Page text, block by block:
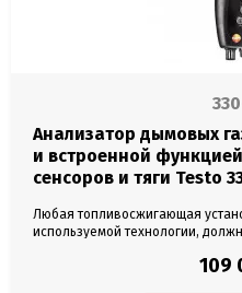
Анализатор дымовых
и встроенной
сенсоров и тяги Testo
Любая топливосжигающая
используемой технологии,
требований, сокращении 109